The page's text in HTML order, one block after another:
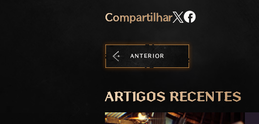
Compartilhar
ANTERIOR
ARTIGOS RECENTES